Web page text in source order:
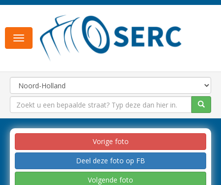
Toggle
navigation
Vorige foto
Deel deze foto op FB
Volgende foto